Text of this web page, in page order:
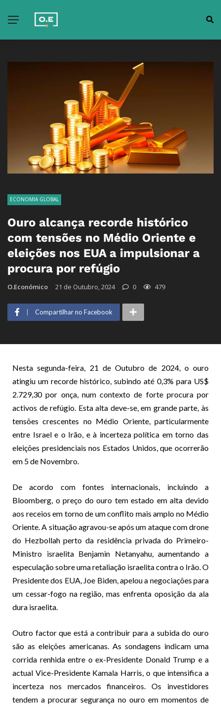
ECONOMIA GLOBAL
Ouro alcança recorde histórico
com tensões no Médio Oriente e
eleições nos EUA a impulsionar a
procura por refúgio
O.Económico 21 de Outubro, 2024 0 479
Compartilhar no Facebook
Nesta segunda-feira, 21 de Outubro de 2024, o ouro
atingiu um recorde histórico, subindo até 0,3% para US$
2.729,30 por onça, num contexto de forte procura por
activos de refúgio. Esta alta deve-se, em grande parte, às
tensões crescentes no Médio Oriente, particularmente
entre Israel e o Irão, e à incerteza política em torno das
eleições presidenciais nos Estados Unidos, que ocorrerão
em 5 de Novembro.
De acordo com fontes internacionais, incluindo a
Bloomberg, o preço do ouro tem estado em alta devido
aos receios em torno de um conflito mais amplo no Médio
Oriente. A situação agravou-se após um ataque com drone
do Hezbollah perto da residência privada do Primeiro-
Ministro israelita Benjamin Netanyahu, aumentando a
especulação sobre uma retaliação israelita contra o Irão. O
Presidente dos EUA, Joe Biden, apelou a negociações para
um cessar-fogo na região, mas enfrenta oposição da ala
dura israelita.
Outro factor que está a contribuir para a subida do ouro
são as eleições americanas. As sondagens indicam uma
corrida renhida entre o ex-Presidente Donald Trump e a
actual Vice-Presidente Kamala Harris, o que intensifica a
incerteza nos mercados financeiros. Os investidores
tendem a procurar segurança no ouro em momentos de